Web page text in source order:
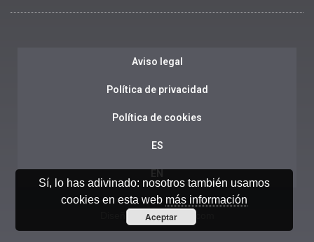
Aviso legal
Política de privacidad
Política de cookies
ES
EN
Diseño web:Ensalza.com
Sí, lo has adivinado: nosotros también usamos
cookies en esta web más información
Aceptar